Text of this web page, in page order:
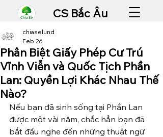
CS Bắc Âu
Phân Biệt Giấy Phép Cư Trú
Vĩnh Viễn và Quốc Tịch Phần
Lan: Quyền Lợi Khác Nhau Thế
Nào?
chiaselund
Feb 26
Nếu bạn đã sinh sống tại Phần Lan
được một vài năm, chắc hẳn bạn đã
bắt đầu nghe đến những thuật ngữ